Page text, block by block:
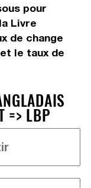
pour
Livre
de change
le taux de
=> LBP